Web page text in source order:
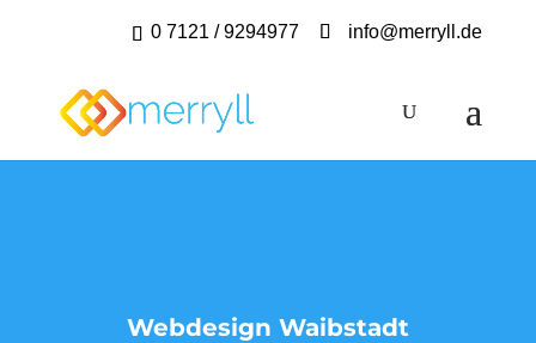
0 7121 / 9294977 info@merryll.de
Webdesign Waibstadt